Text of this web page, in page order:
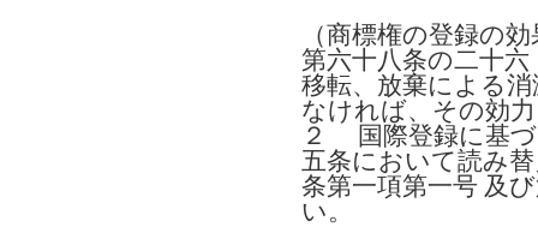
（商標権の登録の
第六十八条の二十
移転、放棄による
なければ、その効
２ 国際登録に基づ
五条において読み
条第一項第一号 及
い。